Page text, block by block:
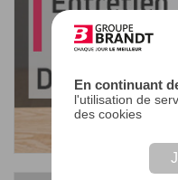
En continuant
l'utilisation de
des cookies